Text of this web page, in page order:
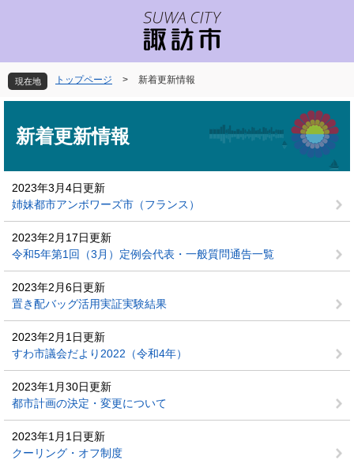
先
頭
を
飛
文
現在地 トップページ > 新着更新情報
新着更新情報
2023年3月4日更新
姉妹都市アンボワーズ市（フランス）
2023年2月17日更新
令和5年第1回（3月）定例会代表・一般質問通告一覧
2023年2月6日更新
置き配バッグ活用実証実験結果
2023年2月1日更新
すわ市議会だより2022（令和4年）
2023年1月30日更新
都市計画の決定・変更について
2023年1月1日更新
クーリング・オフ制度